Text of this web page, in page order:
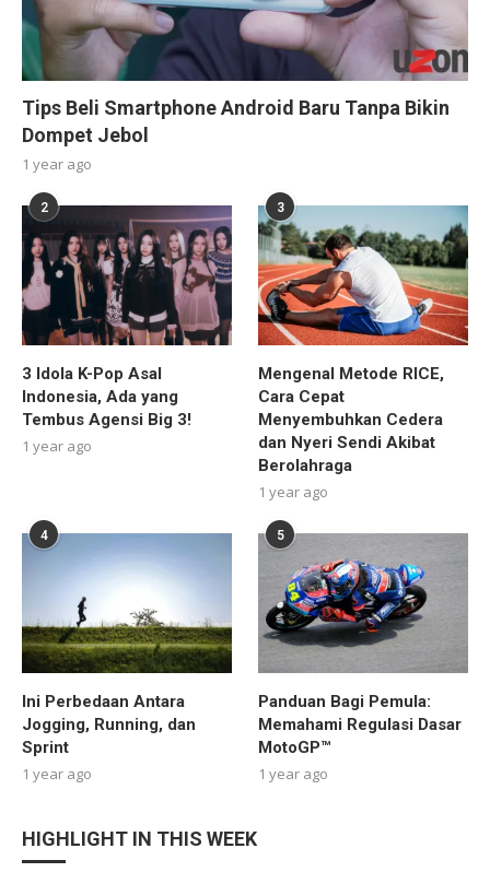
Tips Beli Smartphone Android Baru Tanpa Bikin
Dompet Jebol
1 year ago
2
3 Idola K-Pop Asal
Indonesia, Ada yang
Tembus Agensi Big 3!
1 year ago
3
Mengenal Metode RICE,
Cara Cepat
Menyembuhkan Cedera
dan Nyeri Sendi Akibat
Berolahraga
1 year ago
4
Ini Perbedaan Antara
Jogging, Running, dan
Sprint
1 year ago
5
Panduan Bagi Pemula:
Memahami Regulasi Dasar
MotoGP™
1 year ago
HIGHLIGHT IN THIS WEEK